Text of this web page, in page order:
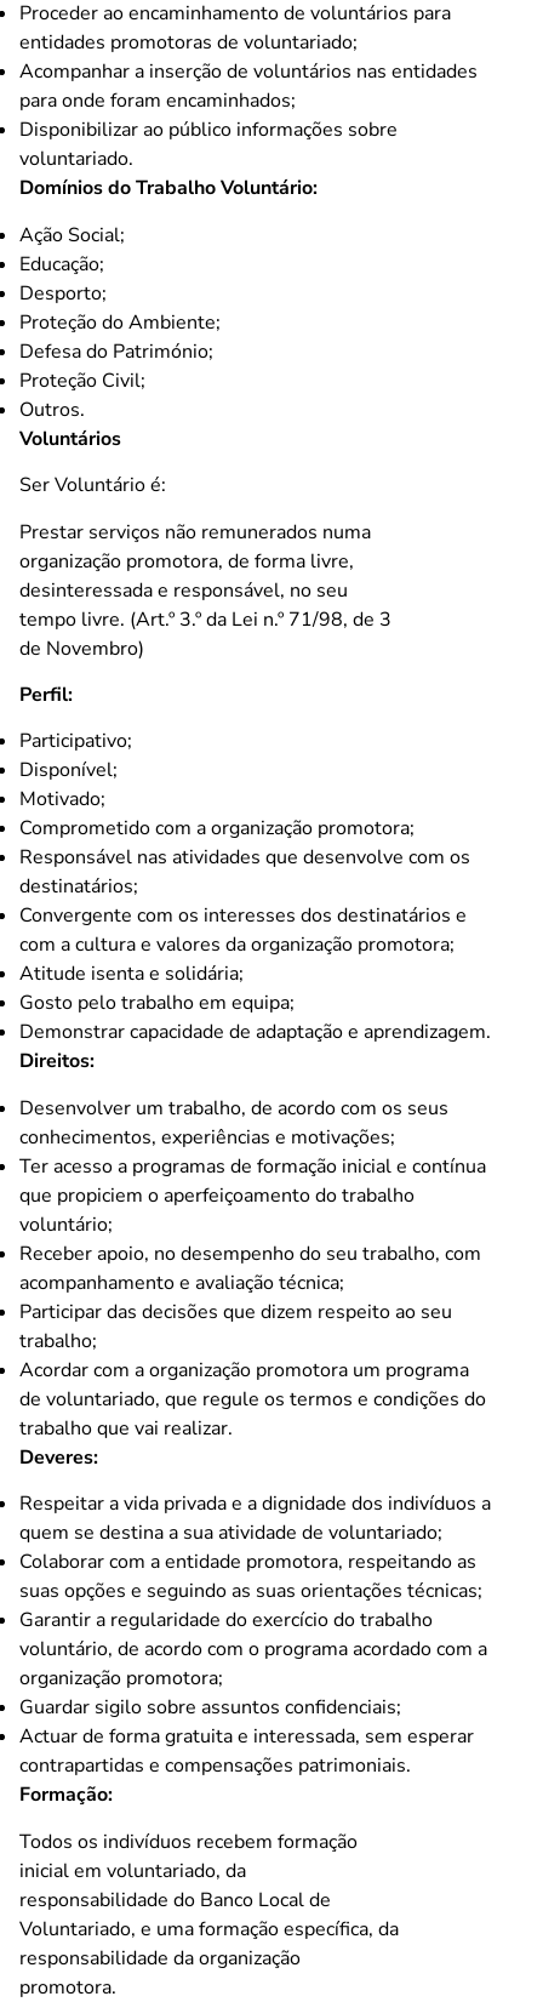
Proceder ao encaminhamento de voluntários para
entidades promotoras de voluntariado;
Acompanhar a inserção de voluntários nas entidades
para onde foram encaminhados;
Disponibilizar ao público informações sobre
voluntariado.
Domínios do Trabalho Voluntário:
Ação Social;
Educação;
Desporto;
Proteção do Ambiente;
Defesa do Património;
Proteção Civil;
Outros.
Voluntários
Ser Voluntário é:
Prestar serviços não remunerados numa
organização promotora, de forma livre,
desinteressada e responsável, no seu
tempo livre. (Art.º 3.º da Lei n.º 71/98, de 3
de Novembro)
Perfil:
Participativo;
Disponível;
Motivado;
Comprometido com a organização promotora;
Responsável nas atividades que desenvolve com os
destinatários;
Convergente com os interesses dos destinatários e
com a cultura e valores da organização promotora;
Atitude isenta e solidária;
Gosto pelo trabalho em equipa;
Demonstrar capacidade de adaptação e aprendizagem.
Direitos:
Desenvolver um trabalho, de acordo com os seus
conhecimentos, experiências e motivações;
Ter acesso a programas de formação inicial e contínua
que propiciem o aperfeiçoamento do trabalho
voluntário;
Receber apoio, no desempenho do seu trabalho, com
acompanhamento e avaliação técnica;
Participar das decisões que dizem respeito ao seu
trabalho;
Acordar com a organização promotora um programa
de voluntariado, que regule os termos e condições do
trabalho que vai realizar.
Deveres:
Respeitar a vida privada e a dignidade dos indivíduos a
quem se destina a sua atividade de voluntariado;
Colaborar com a entidade promotora, respeitando as
suas opções e seguindo as suas orientações técnicas;
Garantir a regularidade do exercício do trabalho
voluntário, de acordo com o programa acordado com a
organização promotora;
Guardar sigilo sobre assuntos confidenciais;
Actuar de forma gratuita e interessada, sem esperar
contrapartidas e compensações patrimoniais.
Formação:
Todos os indivíduos recebem formação
inicial em voluntariado, da
responsabilidade do Banco Local de
Voluntariado, e uma formação específica, da
responsabilidade da organização
promotora.